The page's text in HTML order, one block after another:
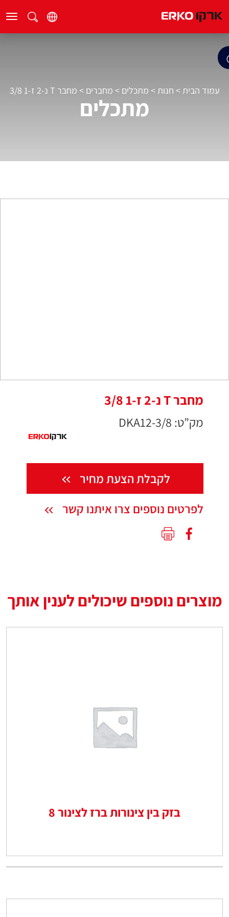
עמוד הבית > חנות > מתכלים > מחברים > מחבר T נ-2 ז-1 3/8
מתכלים
מחבר T נ-2 ז-1 3/8
מק”ט: DKA12-3/8
לקבלת הצעת מחיר
לפרטים נוספים צרו איתנו קשר
מוצרים נוספים שיכולים לענין אותך
בזק בין צינורות ברז לצינור 8